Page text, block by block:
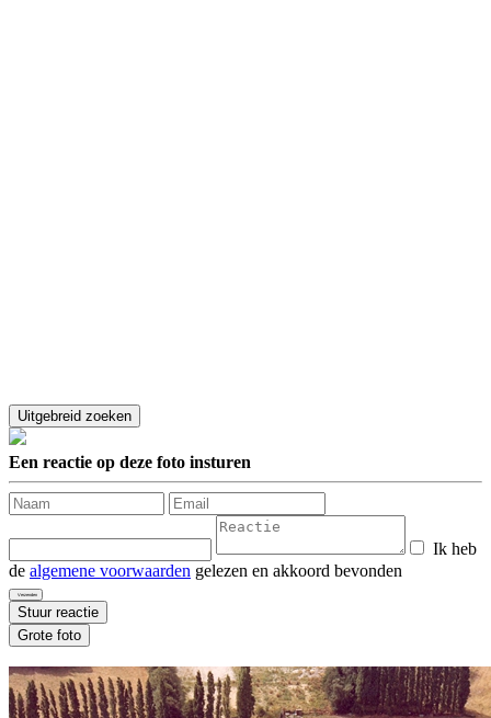
Een reactie op deze foto insturen
Ik heb
de algemene voorwaarden gelezen en akkoord bevonden